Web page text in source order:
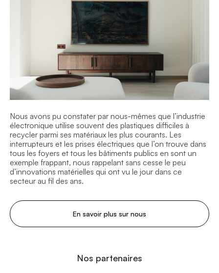
Nous avons pu constater par nous-mêmes que l’industrie
électronique utilise souvent des plastiques difficiles à
recycler parmi ses matériaux les plus courants. Les
interrupteurs et les prises électriques que l’on trouve dans
tous les foyers et tous les bâtiments publics en sont un
exemple frappant, nous rappelant sans cesse le peu
d’innovations matérielles qui ont vu le jour dans ce
secteur au fil des ans.
En savoir plus sur nous
Nos partenaires